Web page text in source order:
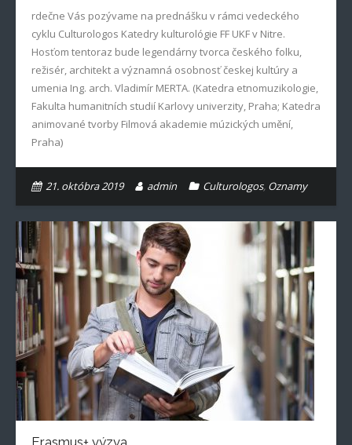
rdečne Vás pozývame na prednášku v rámci vedeckého
cyklu Culturologos Katedry kulturológie FF UKF v Nitre.
Hosťom tentoraz bude legendárny tvorca českého folku,
režisér, architekt a významná osobnosť českej kultúry a
umenia Ing. arch. Vladimír MERTA. (Katedra etnomuzikologie,
Fakulta humanitních studií Karlovy univerzity, Praha; Katedra
animované tvorby Filmová akademie múzických umění,
Praha)
21. októbra 2019 admin Culturologos, Oznamy
Erasmus+ výzva